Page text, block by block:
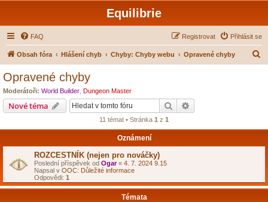
Equilibrie
FAQ Přihlásit se
Registrovat
Obsah fóra Hlášení chyb Chyby: Chyby webu Opravené chyby
Opravené chyby
Moderátoři: World Builder Dungeon Master
Nové téma Hledat
11 témat • Stránka 1 z 1
Oznámení
ROZCESTNÍK (nejen pro nováčky)
Poslední příspěvek od Ogar« 4. 7. 2024 9.15
Napsal v OOC: Důležité informace
Odpovědi: 1
Témata